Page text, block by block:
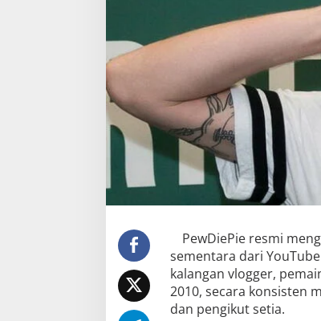
PewDiePie resmi
sementara dari
kalangan vlogger,
2010, secara konsisten
dan pengikut setia.